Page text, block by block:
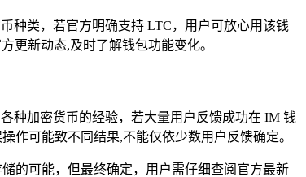
种类，若官方明确支持 LTC，用户可放心用该钱
更新动态,及时了解钱包功能变化。
种加密货币的经验，若大量用户反馈成功在 IM 钱
作可能致不同结果,不能仅依少数用户反馈确定。
的可能，但最终确定，用户需仔细查阅官方最新